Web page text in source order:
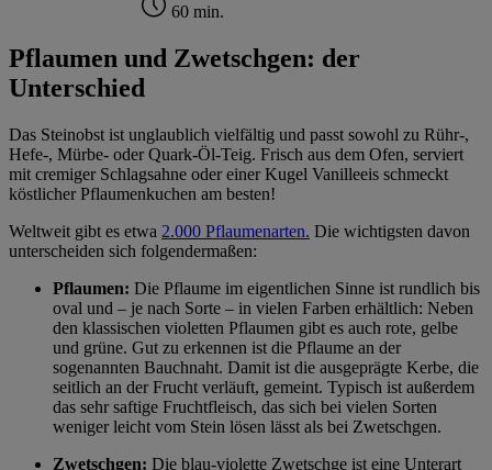
60 min.
Pflaumen und Zwetschgen: der
Unterschied
Das Steinobst ist unglaublich vielfältig und passt sowohl zu Rühr-,
Hefe-, Mürbe- oder Quark-Öl-Teig. Frisch aus dem Ofen, serviert
mit cremiger Schlagsahne oder einer Kugel Vanilleeis schmeckt
köstlicher Pflaumenkuchen am besten!
Weltweit gibt es etwa 2.000 Pflaumenarten. Die wichtigsten davon
unterscheiden sich folgendermaßen:
Pflaumen: Die Pflaume im eigentlichen Sinne ist rundlich bis
oval und – je nach Sorte – in vielen Farben erhältlich: Neben
den klassischen violetten Pflaumen gibt es auch rote, gelbe
und grüne. Gut zu erkennen ist die Pflaume an der
sogenannten Bauchnaht. Damit ist die ausgeprägte Kerbe, die
seitlich an der Frucht verläuft, gemeint. Typisch ist außerdem
das sehr saftige Fruchtfleisch, das sich bei vielen Sorten
weniger leicht vom Stein lösen lässt als bei Zwetschgen.
Zwetschgen: Die blau-violette Zwetschge ist eine Unterart